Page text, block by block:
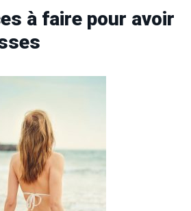
à faire pour avoir